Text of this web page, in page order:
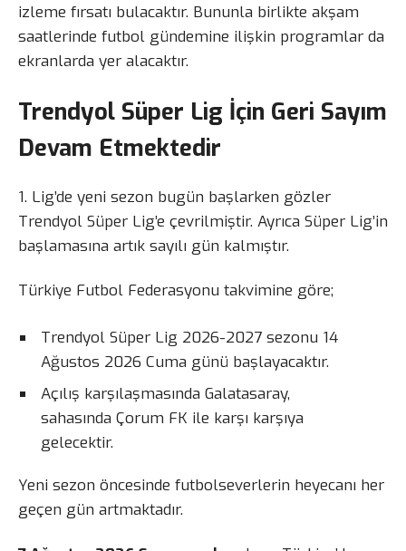
izleme fırsatı bulacaktır. Bununla birlikte akşam
saatlerinde futbol gündemine ilişkin programlar da
ekranlarda yer alacaktır.
Trendyol Süper Lig İçin Geri Sayım
Devam Etmektedir
1. Lig’de yeni sezon bugün başlarken gözler
Trendyol Süper Lig’e çevrilmiştir. Ayrıca Süper Lig’in
başlamasına artık sayılı gün kalmıştır.
Türkiye Futbol Federasyonu takvimine göre;
Trendyol Süper Lig 2026-2027 sezonu 14
Ağustos 2026 Cuma günü başlayacaktır.
Açılış karşılaşmasında Galatasaray,
sahasında Çorum FK ile karşı karşıya
gelecektir.
Yeni sezon öncesinde futbolseverlerin heyecanı her
geçen gün artmaktadır.